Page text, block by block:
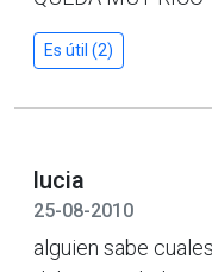
Es útil (2)
lucia
25-08-2010
alguien sabe